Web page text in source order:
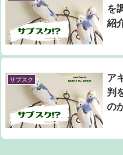
を
紹
サブスク
ア
判
の